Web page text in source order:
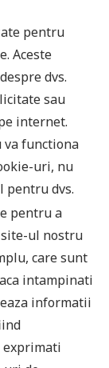
pentru
Aceste
dvs.
sau
internet.
va functiona
uri, nu
pentru dvs.
pentru a
ul nostru
care sunt
intampinati
informatii
exprimati